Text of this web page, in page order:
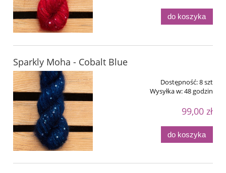
do koszyka
Sparkly Moha - Cobalt Blue
Dostępność:8 szt
Wysyłka w:48 godzin
99,00 zł
do koszyka